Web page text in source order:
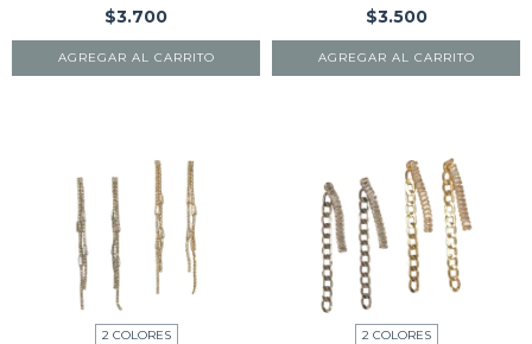
$3.700
AGREGAR AL CARRITO
$3.500
AGREGAR AL CARRITO
2 COLORES 2 COLORES